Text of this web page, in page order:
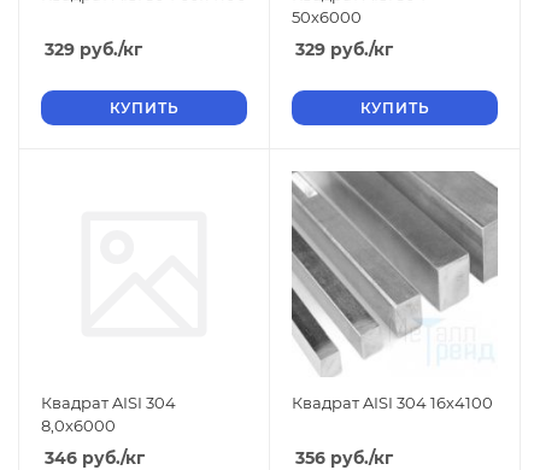
329 руб./кг
КУПИТЬ
50х6000
329 руб./кг
КУПИТЬ
Квадрат AISI 304
8,0х6000
346 руб./кг
Квадрат AISI 304 16х4100
356 руб./кг